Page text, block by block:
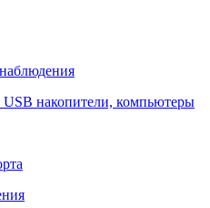
накопители, компьютеры